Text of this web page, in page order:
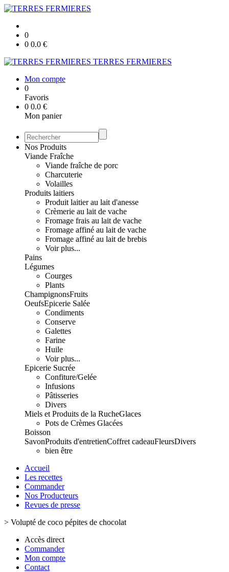
0
0 0.0 €
TERRES FERMIERES
Mon compte
0
Favoris
0 0.0 €
Mon panier
Nos Produits
Viande Fraîche
Viande fraîche de porc
Charcuterie
Volailles
Produits laitiers
Produit laitier au lait d'anesse
Crèmerie au lait de vache
Fromage frais au lait de vache
Fromage affiné au lait de vache
Fromage affiné au lait de brebis
Voir plus...
Pains
Légumes
Courges
Plants
ChampignonsFruits
OeufsEpicerie Salée
Condiments
Conserve
Galettes
Farine
Huile
Voir plus...
Epicerie Sucrée
Confiture/Gelée
Infusions
Pâtisseries
Divers
Miels et Produits de la RucheGlaces
Pots de Crèmes Glacées
Boisson
SavonProduits d'entretienCoffret cadeauFleursDivers
bien être
Accueil
Les recettes
Commander
Nos Producteurs
Revues de presse
> Volupté de coco pépites de chocolat
Accès direct
Commander
Mon compte
Contact